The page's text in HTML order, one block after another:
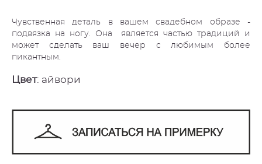
Чувственная деталь в вашем свадебном образе -
подвязка на ногу. Она является частью традиций и
может сделать ваш вечер с любимым более
пикантным.
Цвет: айвори